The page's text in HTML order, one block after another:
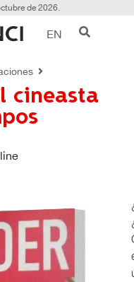
de 2026.
EN
cineasta